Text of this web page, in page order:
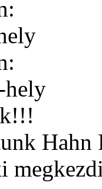
hely
Hahn